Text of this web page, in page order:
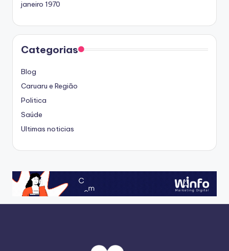
janeiro 1970
Categorias
Blog
Caruaru e Região
Politica
Saúde
Ultimas noticias